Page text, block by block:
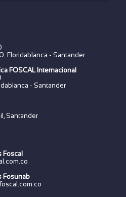
Floridablanca - Santander
FOSCAL Internacional
- Santander
Santander
Foscal
Fosunab